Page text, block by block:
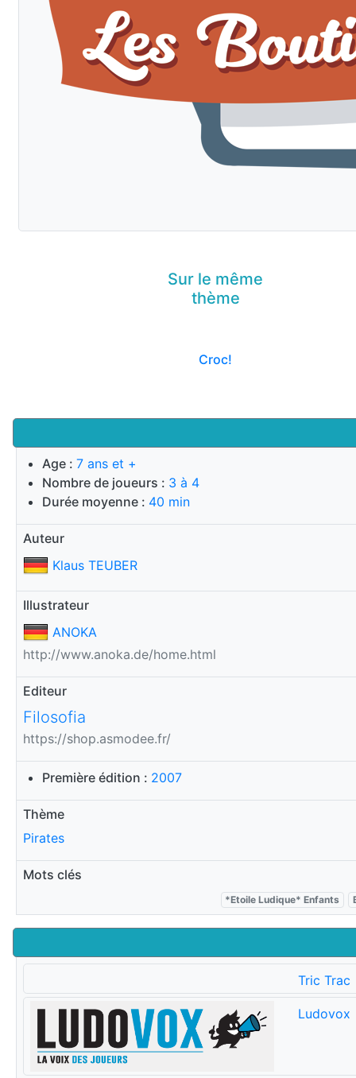
Age : 7 ans et +
Nombre de joueurs : 3 à 4
Durée moyenne : 40 min
Auteur
Klaus TEUBER
Illustrateur
ANOKA
http://www.anoka.de/home.html
Editeur
Filosofia
https://shop.asmodee.fr/
Première édition : 2007
Thème
Pirates
Mots clés
*Etoile Ludique* Enfants
Tric Trac
Ludovox
Sur le même
thème
Croc!